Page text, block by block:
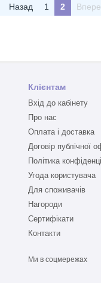
Назад 1 2
Клієнтам
Вхід до кабінету
Про нас
Оплата і доставка
Договір публічної
Політика
Угода користувача
Для споживачів
Нагороди
Сертифікати
Контакти
Ми в соцмережах